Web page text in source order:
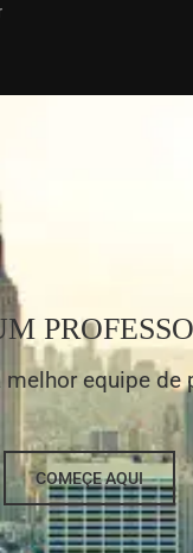
melhor equipe de
COMEÇE AQUI